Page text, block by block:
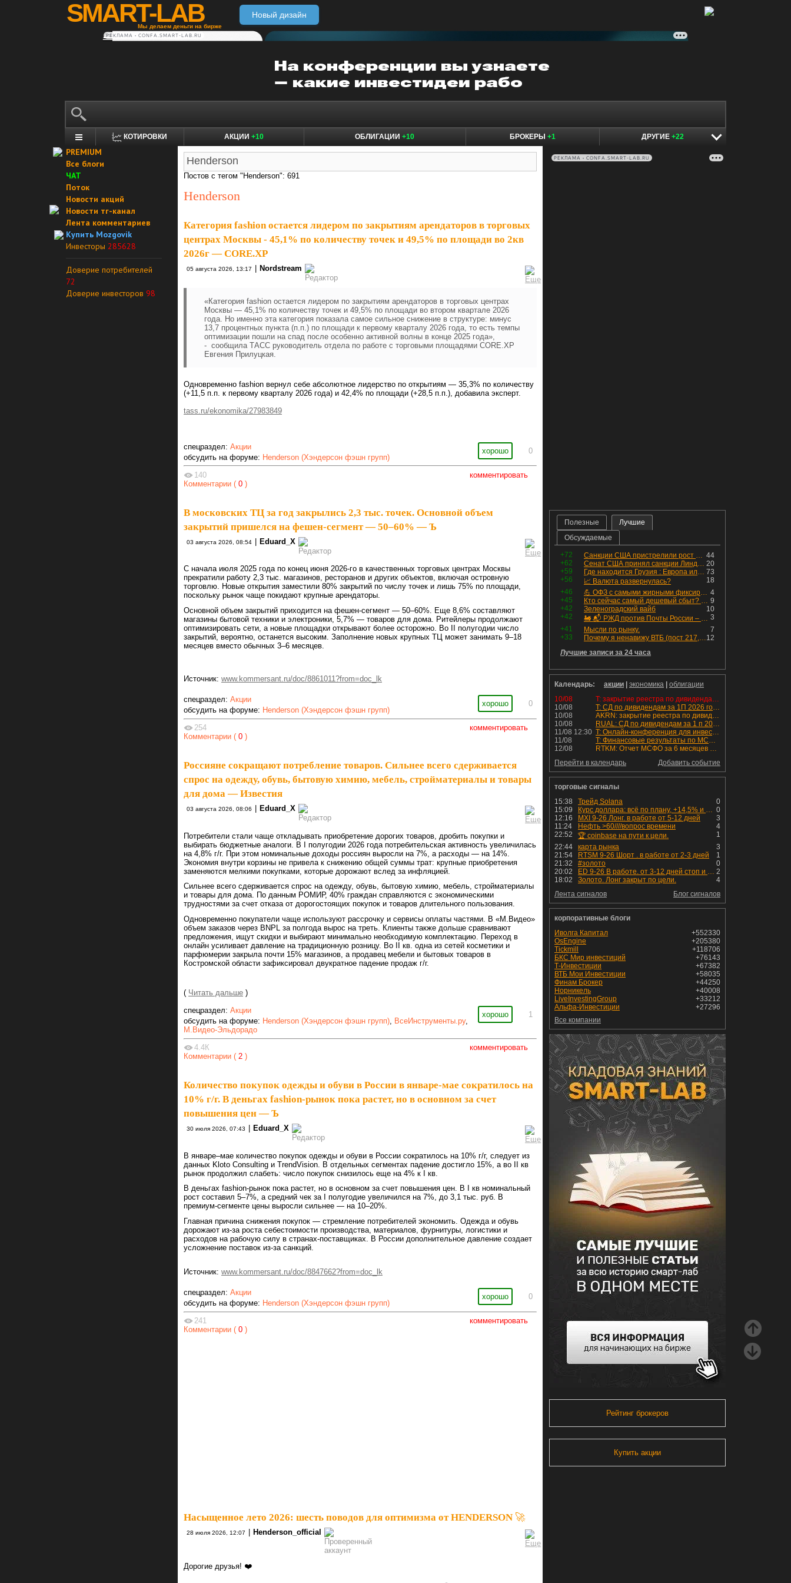
SMART-LAB
Мы делаем деньги на бирже
Новый дизайн
РЕКЛАМА • CONFA.SMART-LAB.RU
КОТИРОВКИ АКЦИИ +10 ОБЛИГАЦИИ +10 БРОКЕРЫ +1 ДРУГИЕ +22
PREMIUM
Все блоги
ЧАТ
Поток
Новости акций
Новости тг-канал
Лента комментариев
Купить Mozgovik
Инвесторы 285628
Доверие потребителей
72
Доверие инвесторов 98
Постов с тегом "Henderson": 691
Henderson
Категория fashion остается лидером по закрытиям арендаторов в торговых
центрах Москвы - 45,1% по количеству точек и 49,5% по площади во 2кв
2026г — CORE.XP
05 августа 2026, 13:17 | Nordstream
«Категория fashion остается лидером по закрытиям арендаторов в торговых центрах
Москвы — 45,1% по количеству точек и 49,5% по площади во втором квартале 2026
года. Но именно эта категория показала самое сильное снижение в структуре: минус
13,7 процентных пункта (п.п.) по площади к первому кварталу 2026 года, то есть темпы
оптимизации пошли на спад после особенно активной волны в конце 2025 года»,
- сообщила ТАСС руководитель отдела по работе с торговыми площадями CORE.XP
Евгения Прилуцкая.
Одновременно fashion вернул себе абсолютное лидерство по открытиям — 35,3% по количеству
(+11,5 п.п. к первому кварталу 2026 года) и 42,4% по площади (+28,5 п.п.), добавила эксперт.
tass.ru/ekonomika/27983849
хорошо 0
спецраздел: Акции
обсудить на форуме: Henderson (Хэндерсон фэшн групп)
комментировать
140
Комментарии ( 0 )
В московских ТЦ за год закрылись 2,3 тыс. точек. Основной объем
закрытий пришелся на фешен-сегмент — 50–60% — Ъ
03 августа 2026, 08:54 Eduard_X
С начала июля 2025 года по конец июня 2026-го в качественных торговых центрах Москвы
прекратили работу 2,3 тыс. магазинов, ресторанов и других объектов, включая островную
торговлю. Новые открытия заместили 80% закрытий по числу точек и лишь 75% по площади,
поскольку рынок чаще покидают крупные арендаторы.
Основной объем закрытий приходится на фешен-сегмент — 50–60%. Еще 8,6% составляют
магазины бытовой техники и электроники, 5,7% — товаров для дома. Ритейлеры продолжают
оптимизировать сети, а новые площадки открывают более осторожно. Во II полугодии число
закрытий, вероятно, останется высоким. Заполнение новых крупных ТЦ может занимать 9–18
месяцев вместо обычных 3–6 месяцев.
Источник: www.kommersant.ru/doc/8861011?from=doc_lk
хорошо 0
спецраздел: Акции
обсудить на форуме: Henderson (Хэндерсон фэшн групп)
комментировать
254
Комментарии ( 0 )
Россияне сокращают потребление товаров. Сильнее всего сдерживается
спрос на одежду, обувь, бытовую химию, мебель, стройматериалы и товары
для дома — Известия
03 августа 2026, 08:06 Eduard_X
Потребители стали чаще откладывать приобретение дорогих товаров, дробить покупки и
выбирать бюджетные аналоги. В I полугодии 2026 года потребительская активность увеличилась
на 4,8% г/г. При этом номинальные доходы россиян выросли на 7%, а расходы — на 14%.
Экономия внутри корзины не привела к снижению общей суммы трат: крупные приобретения
заменяются мелкими покупками, которые дорожают вслед за инфляцией.
Сильнее всего сдерживается спрос на одежду, обувь, бытовую химию, мебель, стройматериалы
и товары для дома. По данным РОМИР, 40% граждан справляются с экономическими
трудностями за счет отказа от дорогостоящих покупок и товаров длительного пользования.
Одновременно покупатели чаще используют рассрочку и сервисы оплаты частями. В «М.Видео»
объем заказов через BNPL за полгода вырос на треть. Клиенты также дольше сравнивают
предложения, ищут скидки и выбирают минимально необходимую комплектацию. Переход в
онлайн усиливает давление на традиционную розницу. Во II кв. одна из сетей косметики и
парфюмерии закрыла почти 15% магазинов, а продавец мебели и бытовых товаров в
Костромской области зафиксировал двукратное падение продаж г/г.
( Читать дальше )
хорошо 1
спецраздел: Акции
обсудить на форуме: Henderson (Хэндерсон фэшн групп), ВсеИнструменты.ру,
М.Видео-Эльдорадо
комментировать
4.4К
Комментарии ( 2 )
Количество покупок одежды и обуви в России в январе-мае сократилось на
10% г/г. В деньгах fashion-рынок пока растет, но в основном за счет
повышения цен — Ъ
30 июля 2026, 07:43 Eduard_X
В январе–мае количество покупок одежды и обуви в России сократилось на 10% г/г, следует из
данных Kloto Consulting и TrendVision. В отдельных сегментах падение достигло 15%, а во II кв
рынок продолжил слабеть: число покупок снизилось еще на 4% к I кв.
В деньгах fashion-рынок пока растет, но в основном за счет повышения цен. В I кв номинальный
рост составил 5–7%, а средний чек за I полугодие увеличился на 7%, до 3,1 тыс. руб. В
премиум-сегменте цены выросли сильнее — на 10–20%.
Главная причина снижения покупок — стремление потребителей экономить. Одежда и обувь
дорожают из-за роста себестоимости производства, материалов, фурнитуры, логистики и
расходов на рабочую силу в странах-поставщиках. В России дополнительное давление создает
усложнение поставок из-за санкций.
Источник: www.kommersant.ru/doc/8847662?from=doc_lk
хорошо 0
спецраздел: Акции
обсудить на форуме: Henderson (Хэндерсон фэшн групп)
комментировать
241
Комментарии ( 0 )
Насыщенное лето 2026: шесть поводов для оптимизма от HENDERSON 🚀
28 июля 2026, 12:07 Henderson_official
Дорогие друзья! ❤️
РЕКЛАМА • CONFA.SMART-LAB.RU
Полезные
Лучшие
Обсуждаемые
+72 44
Санкции США пристрелили рост акций в России
+62
20
Сенат США принял санкции Линдси Грэма против России
+59
73
Где находится Грузия : Европа или Азия
+56
18
📈 Валюта развернулась?
+46
4
💪 ОФЗ с самыми жирными фиксированными купонами
+45
9
Кто сейчас самый дешевый сбыт? Сводный пост по сбытовым компаниям по отчетам РСБУ за Q2 26г.
+42
10
Зеленоградский вайб
+42
3
🚂 📬 РЖД против Почты России – Какие облигации выбрать?
+41
7
Мысли по рынку.
+33
12
Почему я ненавижу ВТБ (пост 217, 12+)
Лучшие записи за 24 часа
Календарь: акции экономика
облигации
10/08
T: закрытие реестра по дивидендам 4.6 руб
10/08
T: СД по дивидендам за 1П 2026 года.
10/08
AKRN: закрытие реестра по дивидендам 235 руб
10/08
RUAL: СД по дивидендам за 1 п 2026 года.
11/08 12:30
T: Онлайн-конференция для инвесторов и аналитиков
11/08
T: Финансовые результаты по МСФО за 2к 2026 года
12/08
RTKM: Отчет МСФО за 6 месяцев 2026 года
Добавить событие
Перейти в календарь
торговые сигналы
15:38
0
Трейд Solana
15:09
0
Курс доллара: всё по плану, +14,5% и рост продолжается!
12:16
3
MXI 9-26 Лонг. в работе от 5-12 дней
11:24
4
Нефть >60////вопрос времени
22:52
1
🏆 coinbase на пути к цели.
22:44
3
карта рынка
21:54
1
RTSM 9-26 Шорт . в работе от 2-3 дней
21:32
0
#золото
20:02
2
ED 9-26 В работе. от 3-12 дней стоп и профит установлен
18:02
4
Золото. Лонг закрыт по цели.
Блог сигналов
Лента сигналов
корпоративные блоги
+552330
Иволга Капитал
+205380
OsEngine
+118706
Tickmill
+76143
БКС Мир инвестиций
+67382
Т-Инвестиции
+58035
ВТБ Мои Инвестиции
+44250
Финам Брокер
+40008
Норникель
+33212
LiveInvestingGroup
+27296
Альфа-Инвестиции
Все компании
Рейтинг брокеров
Купить акции